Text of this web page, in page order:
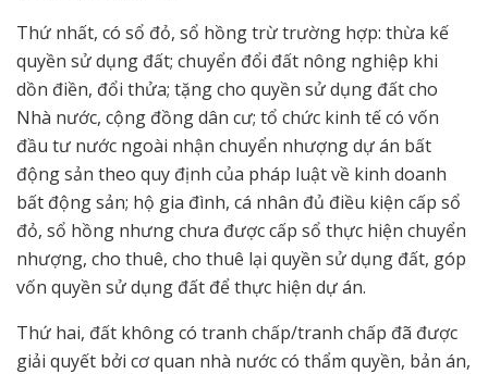
Thứ nhất, có sổ đỏ, sổ hồng trừ trường hợp: thừa kế
quyền sử dụng đất; chuyển đổi đất nông nghiệp khi
dồn điền, đổi thửa; tặng cho quyền sử dụng đất cho
Nhà nước, cộng đồng dân cư; tổ chức kinh tế có vốn
đầu tư nước ngoài nhận chuyển nhượng dự án bất
động sản theo quy định của pháp luật về kinh doanh
bất động sản; hộ gia đình, cá nhân đủ điều kiện cấp sổ
đỏ, sổ hồng nhưng chưa được cấp sổ thực hiện chuyển
nhượng, cho thuê, cho thuê lại quyền sử dụng đất, góp
vốn quyền sử dụng đất để thực hiện dự án.
Thứ hai, đất không có tranh chấp/tranh chấp đã được
giải quyết bởi cơ quan nhà nước có thẩm quyền, bản án,